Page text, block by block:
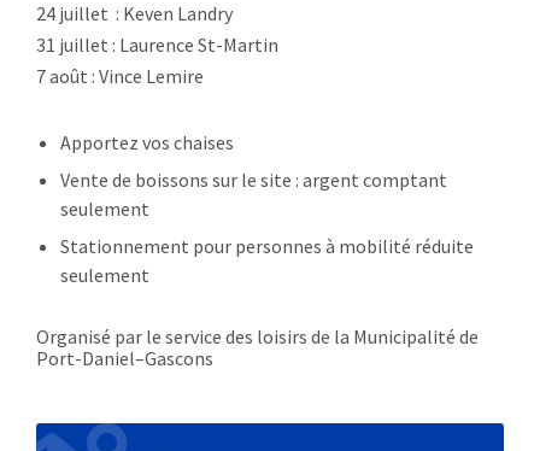
24 juillet : Keven Landry
31 juillet : Laurence St-Martin
7 août : Vince Lemire
Apportez vos chaises
Vente de boissons sur le site : argent comptant
seulement
Stationnement pour personnes à mobilité réduite
seulement
Organisé par le service des loisirs de la Municipalité de
Port-Daniel–Gascons